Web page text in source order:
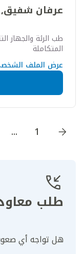
عرفان شفيق, MBBS
طب الرئة والجهاز
المتكاملة
عرض الملف
اذهب إلى الصفحة
1
...
طلب
هل تواجه أي